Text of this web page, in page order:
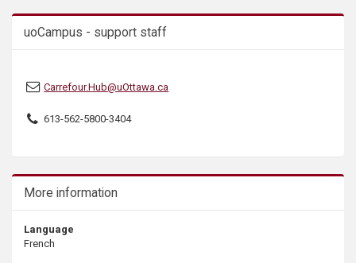
uoCampus - support staff
Carrefour.Hub@uOttawa.ca
613-562-5800-3404
More information
Language
French